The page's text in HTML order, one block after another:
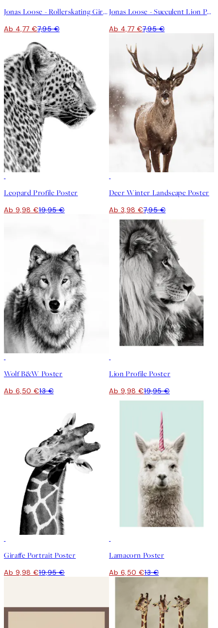
Jonas Loose - Rollerskating Giraffe Poster
Ab 4,77 €7,95 €
Jonas Loose - Succulent Lion Poster
Ab 4,77 €7,95 €
Leopard Profile Poster
Ab 9,98 €19,95 €
Deer Winter Landscape Poster
Ab 3,98 €7,95 €
Wolf B&W Poster
Ab 6,50 €13 €
Lion Profile Poster
Ab 9,98 €19,95 €
Giraffe Portrait Poster
Ab 9,98 €19,95 €
Lamacorn Poster
Ab 6,50 €13 €